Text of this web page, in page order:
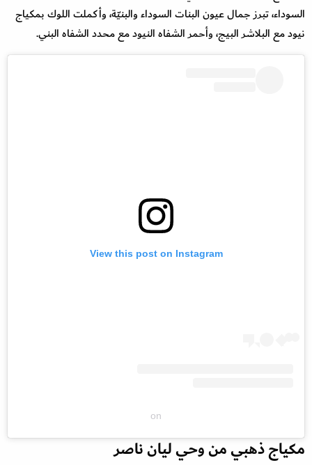
السوداء، تبرز جمال عيون البنات السوداء والبنيّة، وأكملت اللوك بمكياج
نيود مع البلاشر البيج، وأحمر الشفاه النيود مع محدد الشفاه البني.
View this post on Instagram
on
مكياج ذهبي من وحي ليان ناصر